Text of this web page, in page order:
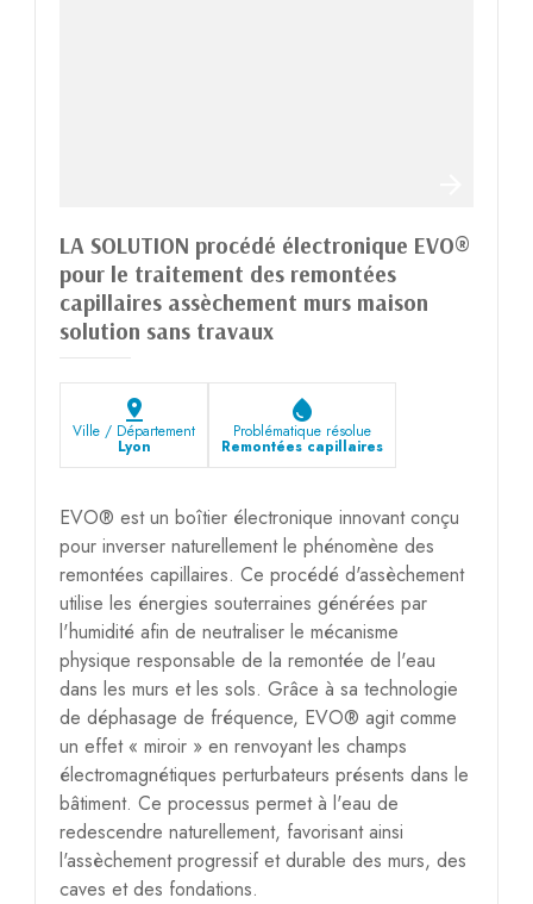
LA SOLUTION procédé électronique EVO®
pour le traitement des remontées
capillaires assèchement murs maison
solution sans travaux
pin_drop
Ville / Département
Lyon
water_drop
Problématique résolue
Remontées capillaires
EVO® est un boîtier électronique innovant conçu
pour inverser naturellement le phénomène des
remontées capillaires. Ce procédé d'assèchement
utilise les énergies souterraines générées par
l'humidité afin de neutraliser le mécanisme
physique responsable de la remontée de l'eau
dans les murs et les sols. Grâce à sa technologie
de déphasage de fréquence, EVO® agit comme
un effet « miroir » en renvoyant les champs
électromagnétiques perturbateurs présents dans le
bâtiment. Ce processus permet à l'eau de
redescendre naturellement, favorisant ainsi
l'assèchement progressif et durable des murs, des
caves et des fondations.